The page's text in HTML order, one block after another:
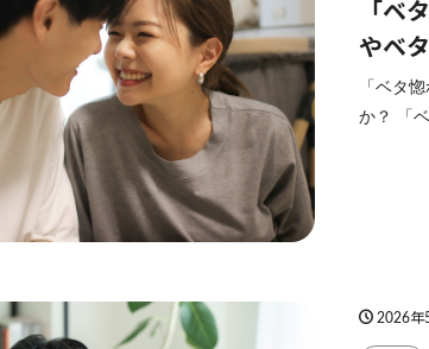
「ベ
やベ
「ベタ
か？ 「
2026年